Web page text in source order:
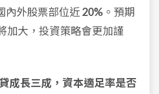
內外股票部位近20% 。預期
加大，投資策略會更加謹
成長三成，資本適足率是否